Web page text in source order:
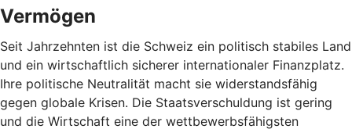
Vermögen
Seit Jahrzehnten ist die Schweiz ein politisch stabiles Land
und ein wirtschaftlich sicherer internationaler Finanzplatz.
Ihre politische Neutralität macht sie widerstandsfähig
gegen globale Krisen. Die Staatsverschuldung ist gering
und die Wirtschaft eine der wettbewerbsfähigsten